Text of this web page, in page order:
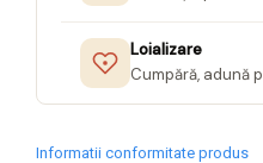
Loializare
Cumpără, adună
Informatii conformitate produs